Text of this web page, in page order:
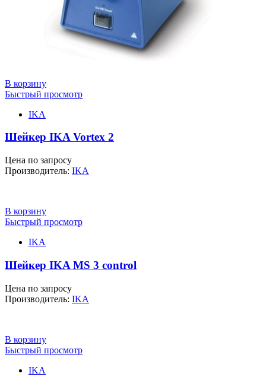
В корзину
Быстрый просмотр
IKA
Шейкер IKA Vortex 2
Цена по запросу
Производитель: IKA
В корзину
Быстрый просмотр
IKA
Шейкер IKA MS 3 control
Цена по запросу
Производитель: IKA
В корзину
Быстрый просмотр
IKA